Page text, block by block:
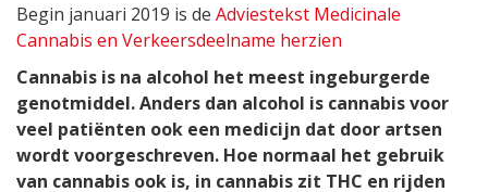
Begin januari 2019 is de Adviestekst Medicinale
Cannabis en Verkeersdeelname herzien
Cannabis is na alcohol het meest ingeburgerde
genotmiddel. Anders dan alcohol is cannabis voor
veel patiënten ook een medicijn dat door artsen
wordt voorgeschreven. Hoe normaal het gebruik
van cannabis ook is, in cannabis zit THC en rijden